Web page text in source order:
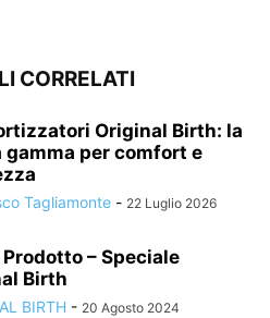
CORRELATI
Original Birth: la
gamma per comfort e
Tagliamonte - 22 Luglio 2026
– Speciale
Birth
BIRTH - 20 Agosto 2024